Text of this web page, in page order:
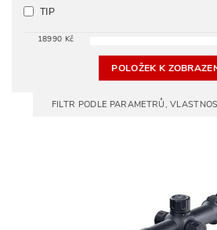
TIP
18990 Kč
POLOŽEK K
FILTR PODLE PARAMETRŮ,